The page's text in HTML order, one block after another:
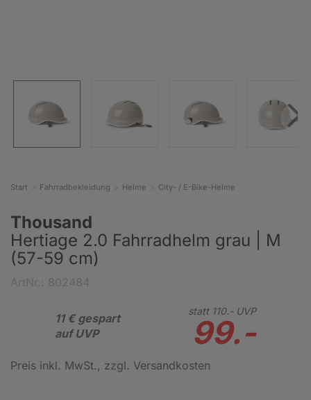
Start Fahrradbekleidung Helme City- / E-Bike-Helme
Thousand
Hertiage 2.0 Fahrradhelm grau | M
(57-59 cm)
11 € gespart
auf UVP
statt 110.-UVP
99.-
Preis inkl. MwSt., zzgl. Versandkosten